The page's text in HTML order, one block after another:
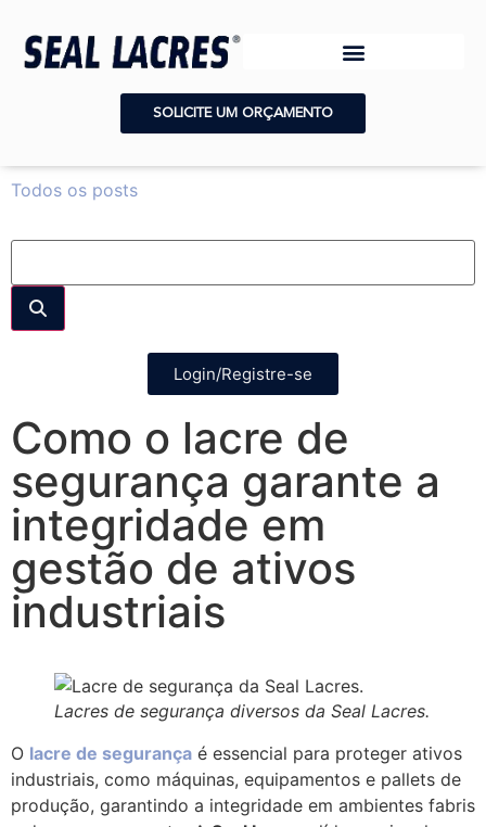
SOLICITE UM ORÇAMENTO
Todos os posts
Login/Registre-se
Como o lacre de
segurança garante a
integridade em
gestão de ativos
industriais
Lacres de segurança diversos da Seal Lacres.
O lacre de segurança é essencial para proteger ativos
industriais, como máquinas, equipamentos e pallets de
produção, garantindo a integridade em ambientes fabris